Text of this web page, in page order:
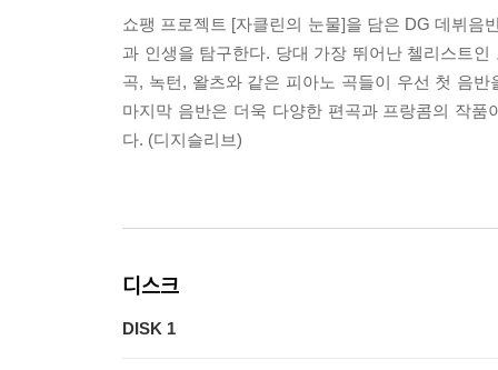
쇼팽 프로젝트 [자클린의 눈물]을 담은 DG 데뷔음
과 인생을 탐구한다. 당대 가장 뛰어난 첼리스트
곡, 녹턴, 왈츠와 같은 피아노 곡들이 우선 첫 음
마지막 음반은 더욱 다양한 편곡과 프랑콤의 작
다. (디지슬리브)
디스크
DISK 1